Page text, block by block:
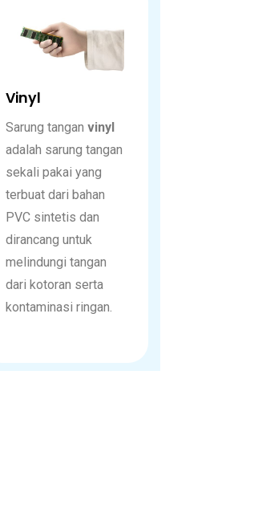
Vinyl
Sarung tangan vinyl
adalah sarung tangan
sekali pakai yang
terbuat dari bahan
PVC sintetis dan
dirancang untuk
melindungi tangan
dari kotoran serta
kontaminasi ringan.